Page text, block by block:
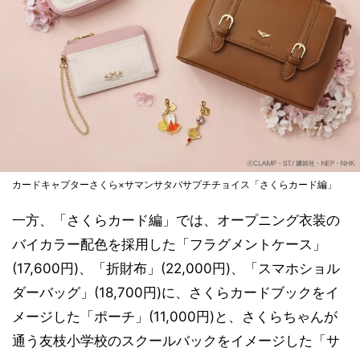
カードキャプターさくら×サマンサタバサプチチョイス「さくらカード編」
一方、「さくらカード編」では、オープニング衣装の
バイカラー配色を採用した「フラグメントケース」
(17,600円)、「折財布」(22,000円)、「スマホショル
ダーバッグ」(18,700円)に、さくらカードブックをイ
メージした「ポーチ」(11,000円)と、さくらちゃんが
通う友枝小学校のスクールバックをイメージした「サ